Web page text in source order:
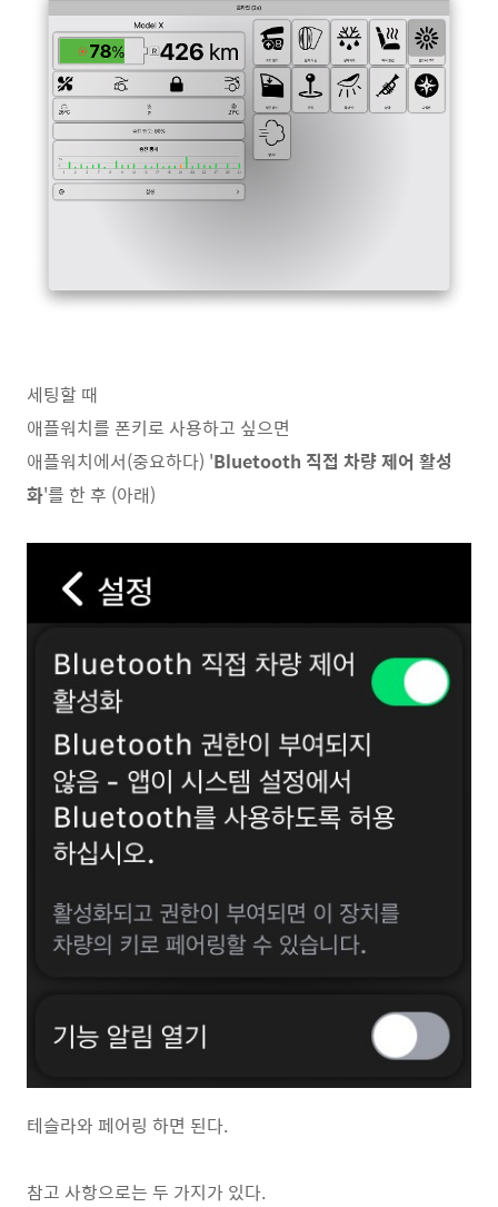
세팅할 때
애플워치를 폰키로 사용하고 싶으면
애플워치에서(중요하다) 'Bluetooth 직접 차량 제어 활성
화'를 한 후 (아래)
테슬라와 페어링 하면 된다.
참고 사항으로는 두 가지가 있다.